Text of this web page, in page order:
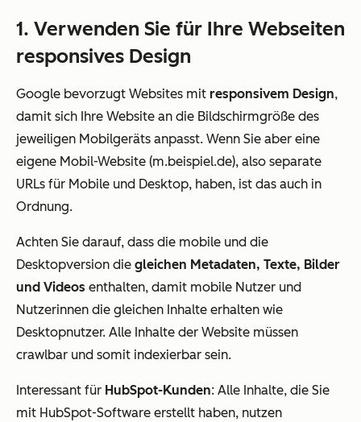
1. Verwenden Sie für Ihre Webseiten
responsives Design
Google bevorzugt Websites mit responsivem Design,
damit sich Ihre Website an die Bildschirmgröße des
jeweiligen Mobilgeräts anpasst. Wenn Sie aber eine
eigene Mobil-Website (m.beispiel.de), also separate
URLs für Mobile und Desktop, haben, ist das auch in
Ordnung.
Achten Sie darauf, dass die mobile und die
Desktopversion die gleichen Metadaten, Texte, Bilder
und Videos enthalten, damit mobile Nutzer und
Nutzerinnen die gleichen Inhalte erhalten wie
Desktopnutzer. Alle Inhalte der Website müssen
crawlbar und somit indexierbar sein.
Interessant für HubSpot-Kunden: Alle Inhalte, die Sie
mit HubSpot-Software erstellt haben, nutzen